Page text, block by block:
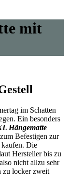
mit
im Schatten
Ein besonders
Hängematte
Befestigen zur
kaufen. Die
Hersteller bis zu
nicht allzu sehr
zu locker zweit